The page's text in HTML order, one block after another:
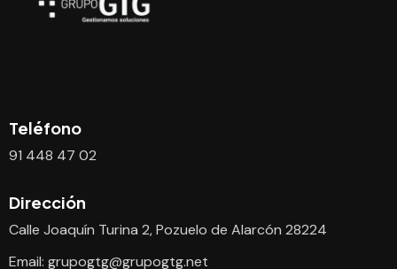
Teléfono
91 448 47 02
Dirección
Calle Joaquín Turina 2, Pozuelo de Alarcón 28224
Email: grupogtg@grupogtg.net